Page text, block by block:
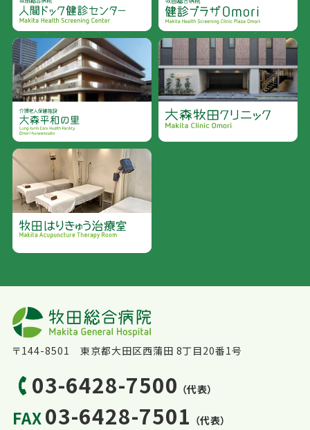
〒144-8501 東京都大田区西蒲田 8丁目20番1号
03-6428-7500 （代表）
FAX03-6428-7501 （代表）